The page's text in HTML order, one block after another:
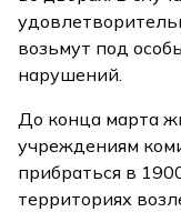
возьмут под
нарушений.
До конца марта
учреждениям
прибраться в
территориях